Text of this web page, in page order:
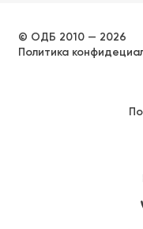
© ОДБ 2010 — 2026
Политика